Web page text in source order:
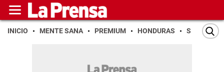
INICIO MENTE SANA PREMIUM HONDURAS SAN PEDRO